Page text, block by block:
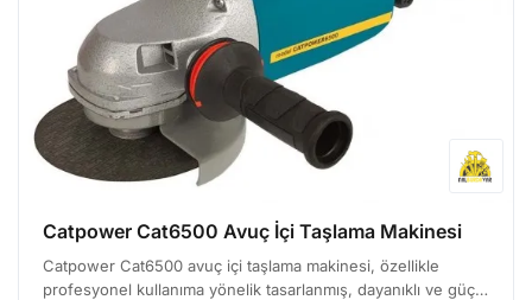
Catpower Cat6500 Avuç İçi Taşlama Makinesi
Catpower Cat6500 avuç içi taşlama makinesi, özellikle
profesyonel kullanıma yönelik tasarlanmış, dayanıklı ve güçlü